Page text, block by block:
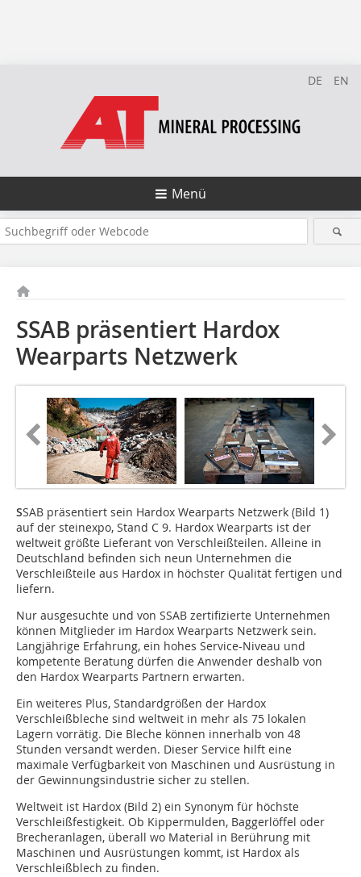
DE EN
Menü
SSAB präsentiert Hardox
Wearparts Netzwerk
SSAB präsentiert sein Hardox Wearparts Netzwerk (Bild 1)
auf der steinexpo, Stand C 9. Hardox Wearparts ist der
weltweit größte Lieferant von Verschleißteilen. Alleine in
Deutschland befinden sich neun Unternehmen die
Verschleißteile aus Hardox in höchster Qualität fertigen und
liefern.
Nur ausgesuchte und von SSAB zertifizierte Unternehmen
können Mitglieder im Hardox Wearparts Netzwerk sein.
Langjährige Erfahrung, ein hohes Service-Niveau und
kompetente Beratung dürfen die Anwender deshalb von
den Hardox Wearparts Partnern erwarten.
Ein weiteres Plus, Standardgrößen der Hardox
Verschleißbleche sind weltweit in mehr als 75 lokalen
Lagern vorrätig. Die Bleche können innerhalb von 48
Stunden versandt werden. Dieser Service hilft eine
maximale Verfügbarkeit von Maschinen und Ausrüstung in
der Gewinnungsindustrie sicher zu stellen.
Weltweit ist Hardox (Bild 2) ein Synonym für höchste
Verschleißfestigkeit. Ob Kippermulden, Baggerlöffel oder
Brecheranlagen, überall wo Material in Berührung mit
Maschinen und Ausrüstungen kommt, ist Hardox als
Verschleißblech zu finden.